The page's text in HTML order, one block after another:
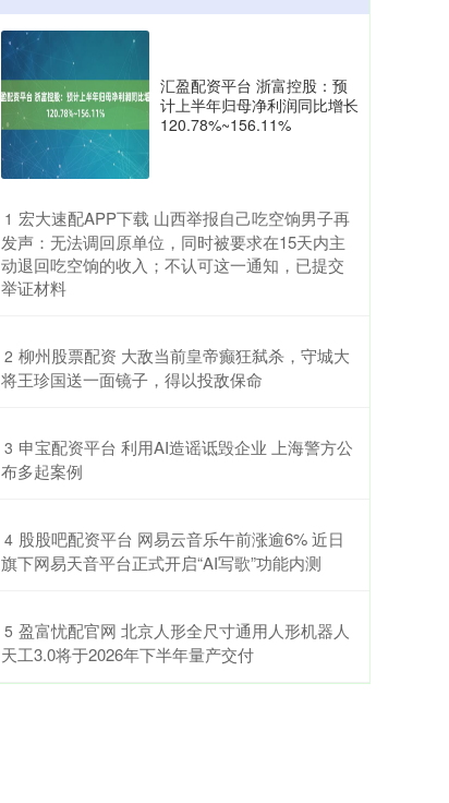
汇盈配资平台 浙富控股：预
计上半年归母净利润同比增长
120.78%~156.11%
1 ​宏大速配APP下载 山西举报自己吃空饷男子再
发声：无法调回原单位，同时被要求在15天内主
动退回吃空饷的收入；不认可这一通知，已提交
举证材料
2 ​柳州股票配资 大敌当前皇帝癫狂弑杀，守城大
将王珍国送一面镜子，得以投敌保命
3 ​申宝配资平台 利用AI造谣诋毁企业 上海警方公
布多起案例
4 ​股股吧配资平台 网易云音乐午前涨逾6% 近日
旗下网易天音平台正式开启“AI写歌”功能内测
5 ​盈富忧配官网 北京人形全尺寸通用人形机器人
天工3.0将于2026年下半年量产交付